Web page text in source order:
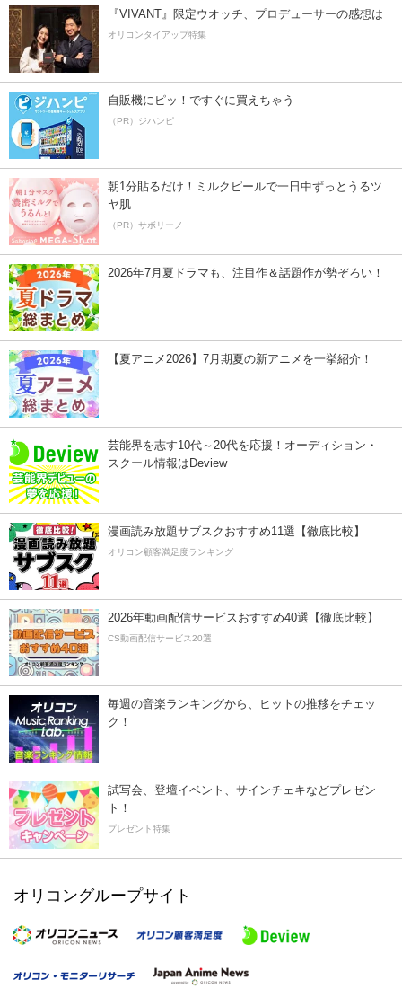
『VIVANT』限定ウオッチ、プロデューサーの感想は
オリコンタイアップ特集
自販機にピッ！ですぐに買えちゃう
（PR）ジハンピ
朝1分貼るだけ！ミルクピールで一日中ずっとうるツ
ヤ肌
（PR）サボリーノ
2026年7月夏ドラマも、注目作＆話題作が勢ぞろい！
【夏アニメ2026】7月期夏の新アニメを一挙紹介！
芸能界を志す10代～20代を応援！オーディション・
スクール情報はDeview
漫画読み放題サブスクおすすめ11選【徹底比較】
オリコン顧客満足度ランキング
2026年動画配信サービスおすすめ40選【徹底比較】
CS動画配信サービス20選
毎週の音楽ランキングから、ヒットの推移をチェッ
ク！
試写会、登壇イベント、サインチェキなどプレゼン
ト！
プレゼント特集
オリコングループサイト